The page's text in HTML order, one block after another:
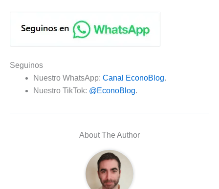
Seguinos
Nuestro WhatsApp: Canal EconoBlog.
Nuestro TikTok: @EconoBlog.
About The Author